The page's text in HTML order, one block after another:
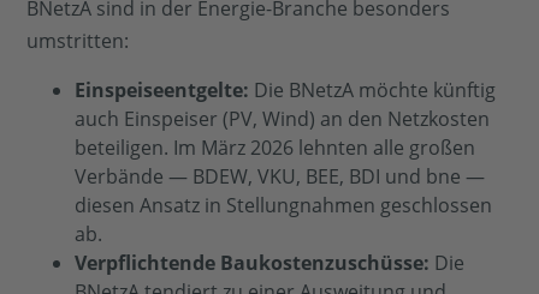
BNetzA sind in der Energie-Branche besonders
umstritten:
Einspeiseentgelte: Die BNetzA möchte künftig
auch Einspeiser (PV, Wind) an den Netzkosten
beteiligen. Im März 2026 lehnten alle großen
Verbände — BDEW, VKU, BEE, BDI und bne —
diesen Ansatz in Stellungnahmen geschlossen
ab.
Verpflichtende Baukostenzuschüsse: Die